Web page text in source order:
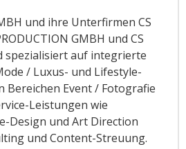
und ihre Unterfirmen CS
GMBH und CS
spezialisiert auf integrierte
/ Luxus- und Lifestyle-
Bereichen Event / Fotografie
Leistungen wie
Design und Art Direction
und Content-Streuung.